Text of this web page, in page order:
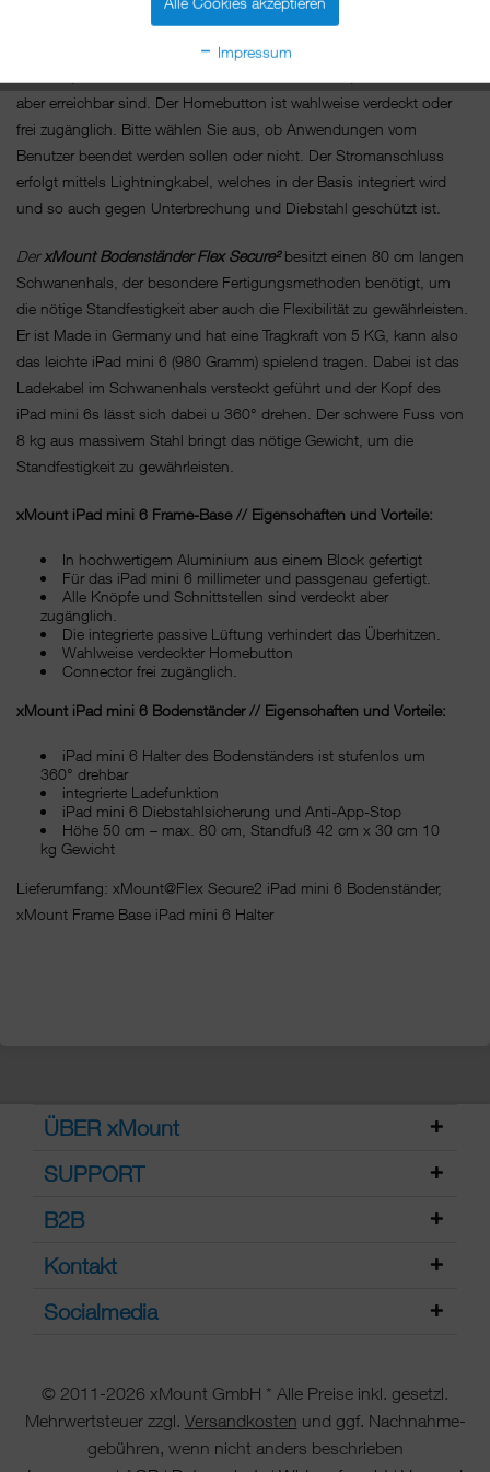
gewährleistet eine passive Lüftung und beeinträchtigt weder WLan
noch Bluetooth. Sämtliche Knöpfe und Schnittstellen sind so
aber erreichbar sind. Der Homebutton ist wahlweise verdeckt oder
frei zugänglich. Bitte wählen Sie aus, ob Anwendungen vom
Benutzer beendet werden sollen oder nicht. Der Stromanschluss
erfolgt mittels Lightningkabel, welches in der Basis integriert wird
und so auch gegen Unterbrechung und Diebstahl geschützt ist.
DerxMount BodenständerFlex Secure² besitzt einen 80 cm langen
Schwanenhals, der besondere Fertigungsmethoden benötigt, um
die nötige Standfestigkeit aber auch die Flexibilität zu gewährleisten.
Er ist Made in Germany und hat eine Tragkraft von 5 KG, kann also
das leichte iPad mini 6 (980 Gramm) spielend tragen. Dabei ist das
Ladekabel im Schwanenhals versteckt geführt und der Kopf des
iPad mini 6s lässt sich dabei u 360° drehen. Der schwere Fuss von
8 kg aus massivem Stahl bringt das nötige Gewicht, um die
Standfestigkeit zu gewährleisten.
xMount iPad mini 6 Frame-Base // Eigenschaften und Vorteile:
In hochwertigem Aluminium aus einem Block gefertigt
Für das iPad mini 6 millimeter und passgenau gefertigt.
Alle Knöpfe und Schnittstellen sind verdeckt aber
zugänglich.
Die integrierte passive Lüftung verhindert das Überhitzen.
Wahlweise verdeckter Homebutton
Connector frei zugänglich.
xMount iPad mini 6 Bodenständer // Eigenschaften und Vorteile:
iPad mini 6 Halter des Bodenständers ist stufenlos um
360° drehbar
integrierte Ladefunktion
iPad mini 6 Diebstahlsicherung und Anti-App-Stop
Höhe 50 cm – max. 80 cm, Standfuß 42 cm x 30 cm 10
kg Gewicht
Lieferumfang: xMount@Flex Secure2 iPad mini 6 Bodenständer,
xMount Frame Base iPad mini 6 Halter
ÜBER xMount
SUPPORT
B2B
Kontakt
Socialmedia
© 2011-2026 xMount GmbH * Alle Preise inkl. gesetzl.
Mehrwertsteuer zzgl. Versandkosten und ggf. Nachnahme-
gebühren, wenn nicht anders beschrieben
Impressum